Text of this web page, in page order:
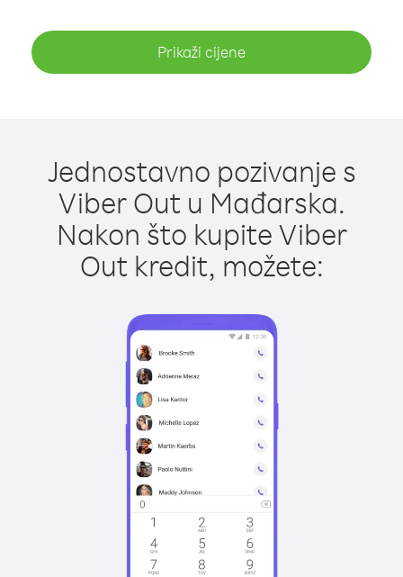
Prikaži cijene
Jednostavno pozivanje s
Viber Out u Mađarska.
Nakon što kupite Viber
Out kredit, možete: